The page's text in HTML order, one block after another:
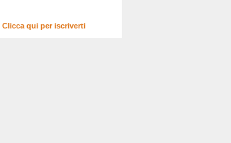
Clicca qui per iscriverti